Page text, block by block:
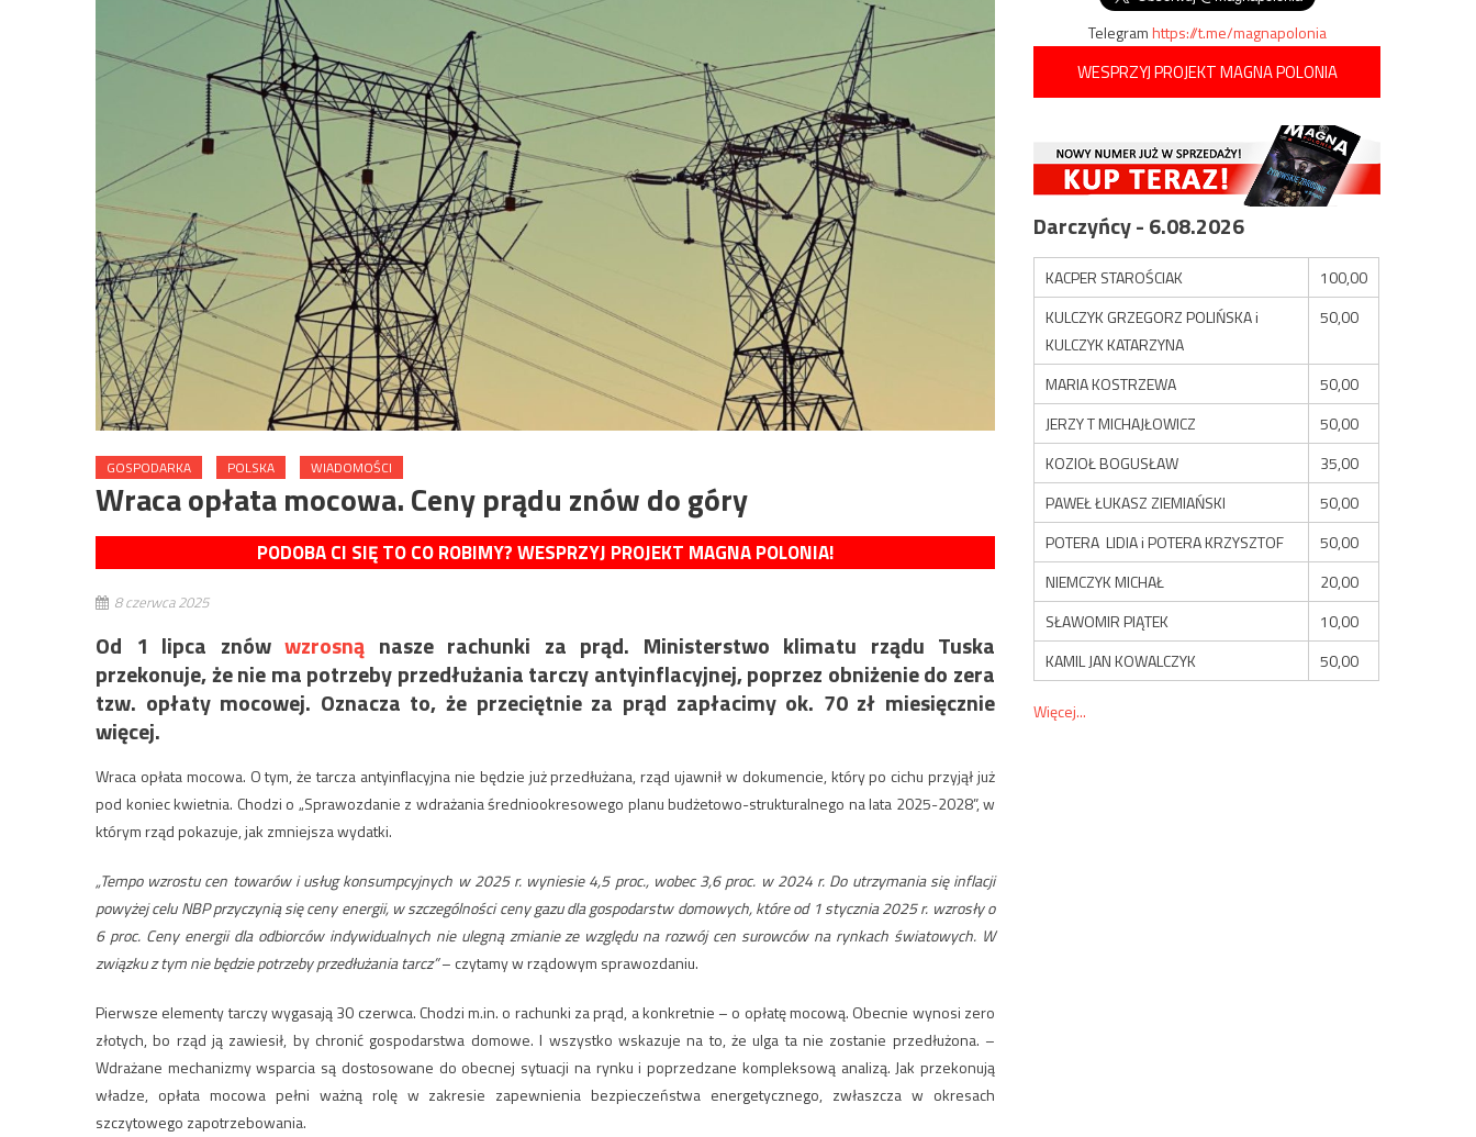
GOSPODARKA POLSKA WIADOMOŚCI
Wraca opłata mocowa. Ceny prądu znów do góry
PODOBA CI SIĘ TO CO ROBIMY? WESPRZYJ PROJEKT MAGNA POLONIA!
8 czerwca 2025
Od 1 lipca znów wzrosną nasze rachunki za prąd. Ministerstwo klimatu rządu Tuska
przekonuje, że nie ma potrzeby przedłużania tarczy antyinflacyjnej, poprzez obniżenie do zera
tzw. opłaty mocowej. Oznacza to, że przeciętnie za prąd zapłacimy ok. 70 zł miesięcznie
więcej.
Wraca opłata mocowa. O tym, że tarcza antyinflacyjna nie będzie już przedłużana, rząd ujawnił w dokumencie, który po cichu przyjął już
pod koniec kwietnia. Chodzi o „Sprawozdanie z wdrażania średniookresowego planu budżetowo-strukturalnego na lata 2025-2028”, w
którym rząd pokazuje, jak zmniejsza wydatki.
„Tempo wzrostu cen towarów i usług konsumpcyjnych w 2025 r. wyniesie 4,5 proc., wobec 3,6 proc. w 2024 r. Do utrzymania się inflacji
powyżej celu NBP przyczynią się ceny energii, w szczególności ceny gazu dla gospodarstw domowych, które od 1 stycznia 2025 r. wzrosły o
6 proc. Ceny energii dla odbiorców indywidualnych nie ulegną zmianie ze względu na rozwój cen surowców na rynkach światowych. W
związku z tym nie będzie potrzeby przedłużania tarcz”– czytamy w rządowym sprawozdaniu.
Pierwsze elementy tarczy wygasają 30 czerwca. Chodzi m.in. o rachunki za prąd, a konkretnie – o opłatę mocową. Obecnie wynosi zero
złotych, bo rząd ją zawiesił, by chronić gospodarstwa domowe. I wszystko wskazuje na to, że ulga ta nie zostanie przedłużona. –
Wdrażane mechanizmy wsparcia są dostosowane do obecnej sytuacji na rynku i poprzedzane kompleksową analizą. Jak przekonują
władze, opłata mocowa pełni ważną rolę w zakresie zapewnienia bezpieczeństwa energetycznego, zwłaszcza w okresach
szczytowego zapotrzebowania.
Telegramhttps://t.me/magnapolonia
WESPRZYJ PROJEKT MAGNA POLONIA
Darczyńcy - 6.08.2026
KACPER STAROŚCIAK
100,00
KULCZYK GRZEGORZ POLIŃSKA i
KULCZYK KATARZYNA
50,00
MARIA KOSTRZEWA
50,00
JERZY T MICHAJŁOWICZ
50,00
KOZIOŁ BOGUSŁAW
35,00
PAWEŁ ŁUKASZ ZIEMIAŃSKI
50,00
POTERA LIDIA i POTERA KRZYSZTOF
50,00
NIEMCZYK MICHAŁ
20,00
SŁAWOMIR PIĄTEK
10,00
KAMIL JAN KOWALCZYK
50,00
Więcej...